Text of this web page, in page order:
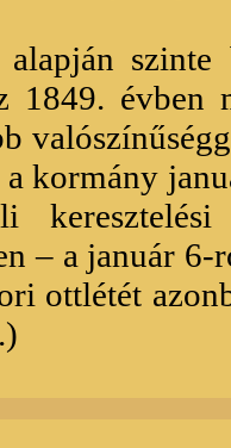
szinte
1849. évben
a kormány
– a január
ottlétét